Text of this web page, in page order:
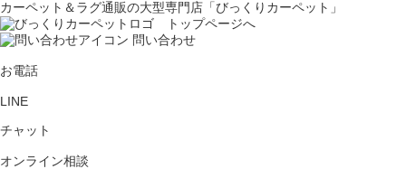
カーペット＆ラグ通販の大型専門店「びっくりカーペット」
問い合わせ
お電話
LINE
チャット
オンライン相談